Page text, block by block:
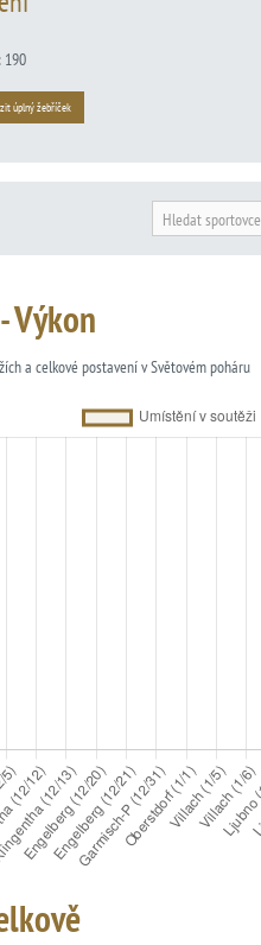
190
úplný žebříček
Hledat sportovce
Výkon
a celkové postavení v Světovém poháru